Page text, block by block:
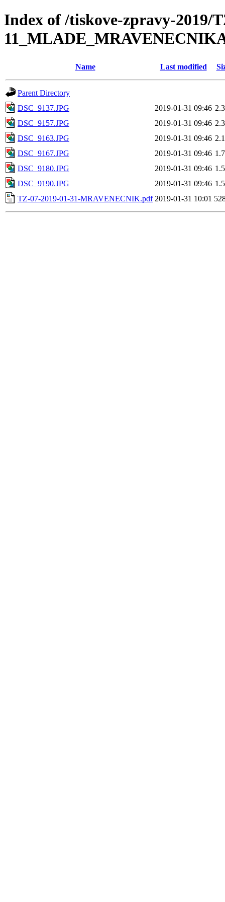
Index of /tiskove-zpravy-2019/
Name Last modified
Parent Directory
DSC_9137.JPG
2019-01-31 09:46
DSC_9157.JPG
2019-01-31 09:46
DSC_9163.JPG
2019-01-31 09:46
DSC_9167.JPG
2019-01-31 09:46
DSC_9180.JPG
2019-01-31 09:46
DSC_9190.JPG
2019-01-31 09:46
TZ-07-2019-01-31-MRAVENECNIK.pdf 2019-01-31 10:01